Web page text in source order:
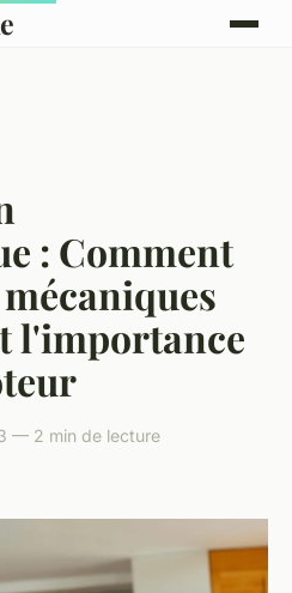
: Comment
l'importance
— 2 min de lecture